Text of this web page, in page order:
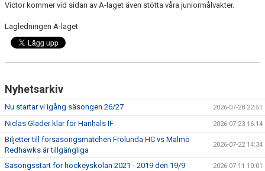
Victor kommer vid sidan av A-laget även stötta våra juniormålvakter.
Lagledningen A-laget
Nyhetsarkiv
Nu startar vi igång säsongen 26/27 2026-07-28 22:51
Niclas Glader klar för Hanhals IF 2026-07-23 16:14
Biljetter till försäsongsmatchen Frölunda HC vs Malmö
Redhawks är tillgängliga
2026-07-22 14:34
Säsongsstart för hockeyskolan 2021 - 2019 den 19/9 2026-07-11 10:01